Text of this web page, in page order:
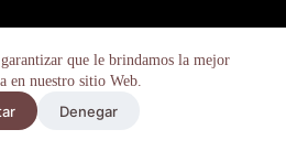
que le brindamos la mejor
en nuestro sitio Web.
Denegar
Fe 250 2013-2014 Añadir al carrito